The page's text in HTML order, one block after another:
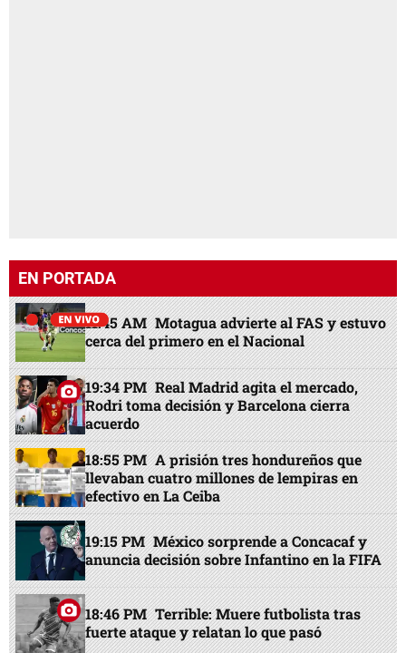
EN PORTADA
11:45 AM Motagua advierte al FAS y estuvo
cerca del primero en el Nacional
19:34 PM Real Madrid agita el mercado,
Rodri toma decisión y Barcelona cierra
acuerdo
18:55 PM A prisión tres hondureños que
llevaban cuatro millones de lempiras en
efectivo en La Ceiba
19:15 PM México sorprende a Concacaf y
anuncia decisión sobre Infantino en la FIFA
18:46 PM Terrible: Muere futbolista tras
fuerte ataque y relatan lo que pasó